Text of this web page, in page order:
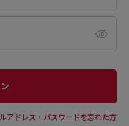
アドレス・パスワードを忘れた方